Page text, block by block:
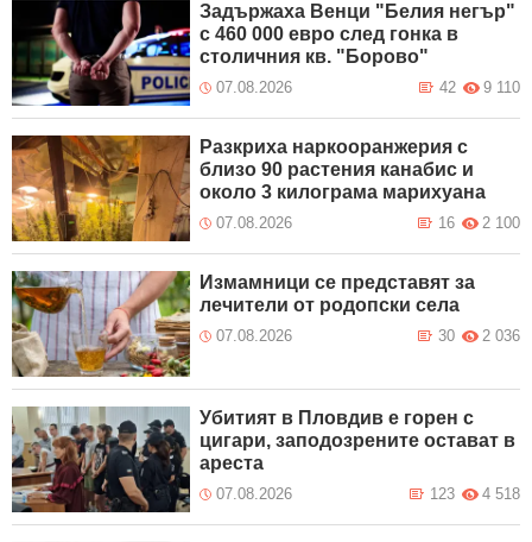
Задържаха Венци "Белия негър"
с 460 000 евро след гонка в
столичния кв. "Борово"
07.08.2026 9 110
42
Разкриха наркооранжерия с
близо 90 растения канабис и
около 3 килограма марихуана
07.08.2026 2 100
16
Измамници се представят за
лечители от родопски села
07.08.2026 2 036
30
Убитият в Пловдив е горен с
цигари, заподозрените остават в
ареста
07.08.2026 4 518
123